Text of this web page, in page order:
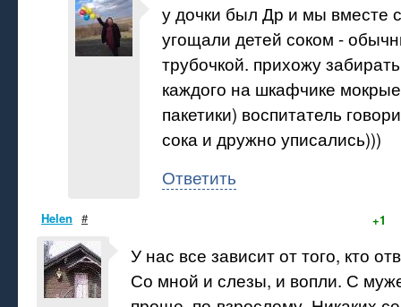
у дочки был Др и мы вместе
угощали детей соком -
трубочкой. прихожу
каждого на шкафчике
пакетики) воспитатель
сока и дружно уписались)))
Ответить
Helen # +1
У нас все зависит от того, кто
Со мной и слезы, и вопли. С